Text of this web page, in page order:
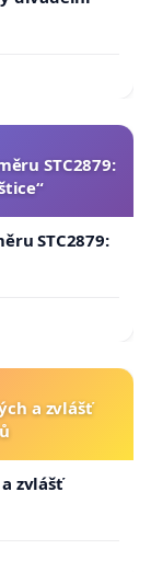
STC2879:
STC2879:
a zvlášť
zvlášť